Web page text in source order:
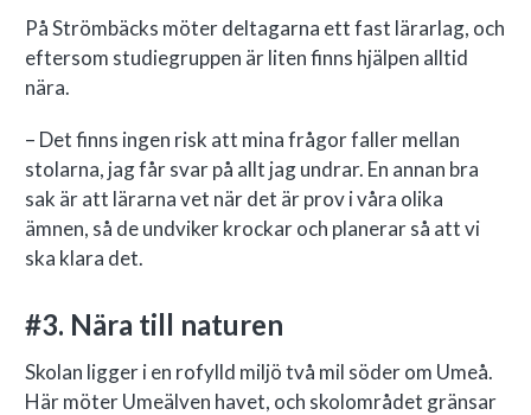
På Strömbäcks möter deltagarna ett fast lärarlag, och
eftersom studiegruppen är liten finns hjälpen alltid
nära.
– Det finns ingen risk att mina frågor faller mellan
stolarna, jag får svar på allt jag undrar. En annan bra
sak är att lärarna vet när det är prov i våra olika
ämnen, så de undviker krockar och planerar så att vi
ska klara det.
#3. Nära till naturen
Skolan ligger i en rofylld miljö två mil söder om Umeå.
Här möter Umeälven havet, och skolområdet gränsar